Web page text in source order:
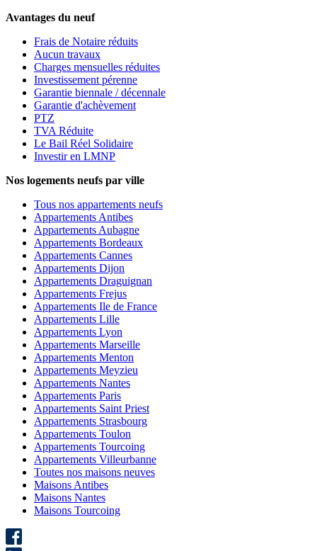
Avantages du neuf
Frais de Notaire réduits
Aucun travaux
Charges mensuelles réduites
Investissement pérenne
Garantie biennale / décennale
Garantie d'achèvement
PTZ
TVA Réduite
Le Bail Réel Solidaire
Investir en LMNP
Nos logements neufs par ville
Tous nos appartements neufs
Appartements Antibes
Appartements Aubagne
Appartements Bordeaux
Appartements Cannes
Appartements Dijon
Appartements Draguignan
Appartements Frejus
Appartements Ile de France
Appartements Lille
Appartements Lyon
Appartements Marseille
Appartements Menton
Appartements Meyzieu
Appartements Nantes
Appartements Paris
Appartements Saint Priest
Appartements Strasbourg
Appartements Toulon
Appartements Tourcoing
Appartements Villeurbanne
Toutes nos maisons neuves
Maisons Antibes
Maisons Nantes
Maisons Tourcoing